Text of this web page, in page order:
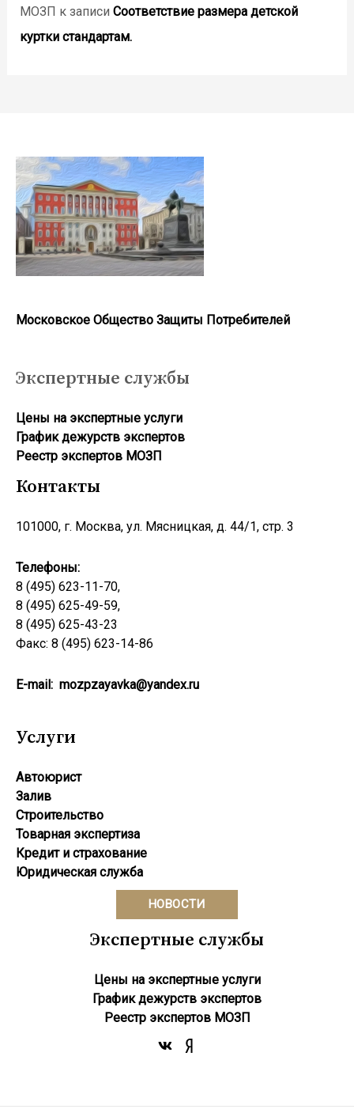
МОЗП к записи Соответствие размера детской
куртки стандартам.
Московское Общество Защиты Потребителей
Экспертные службы
Цены на экспертные услуги
График дежурств экспертов
Реестр экcпертов МОЗП
Контакты
101000, г. Москва, ул. Мясницкая, д. 44/1, стр. 3
Телефоны:
8 (495) 623-11-70,
8 (495) 625-49-59,
8 (495) 625-43-23
Факс: 8 (495) 623-14-86
E-mail: mozpzayavka@yandex.ru
Услуги
Автоюрист
Залив
Строительство
Товарная экспертиза
Кредит и страхование
Юридическая служба
НОВОСТИ
Экспертные службы
Цены на экспертные услуги
График дежурств экспертов
Реестр экcпертов МОЗП